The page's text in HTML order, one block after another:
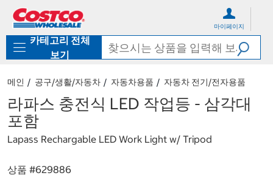
로
기
가
마이페이지
카테고리 전체
보기
메인 공구/생활/자동차 자동차용품 자동차 전기/전자용품
라파스 충전식 LED 작업등 - 삼각대
포함
Lapass Rechargable LED Work Light w/ Tripod
상품 #629886